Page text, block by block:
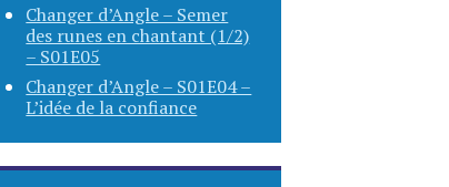
Changer d’Angle – Semer
des runes en chantant (1/2)
– S01E05
Changer d’Angle – S01E04 –
L’idée de la confiance